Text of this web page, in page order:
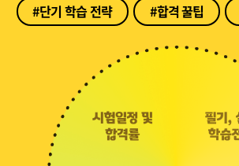
#단기 학습 전략 #합격 꿀팁